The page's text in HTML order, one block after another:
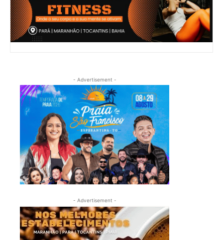
- Advertisement -
- Advertisement -